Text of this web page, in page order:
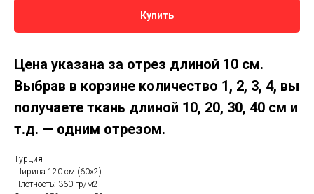
Купить
Цена указана за отрез длиной 10 см.
Выбрав в корзине количество 1, 2, 3, 4, вы
получаете ткань длиной 10, 20, 30, 40 см и
т.д. — одним отрезом.
Турция
Ширина 120 см (60х2)
Плотность: 360 гр/м2